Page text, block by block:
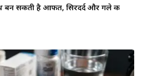
बन सकती है आफत, सिरदर्द और गले की